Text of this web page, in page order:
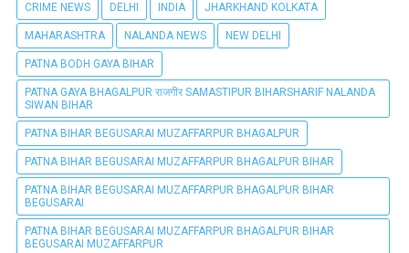
CRIME NEWS DELHI INDIA JHARKHAND KOLKATA
MAHARASHTRA NALANDA NEWS NEW DELHI
PATNA BODH GAYA BIHAR
PATNA GAYA BHAGALPUR राजगीर SAMASTIPUR BIHARSHARIF NALANDA
SIWAN BIHAR
PATNA BIHAR BEGUSARAI MUZAFFARPUR BHAGALPUR
PATNA BIHAR BEGUSARAI MUZAFFARPUR BHAGALPUR BIHAR
PATNA BIHAR BEGUSARAI MUZAFFARPUR BHAGALPUR BIHAR
BEGUSARAI
PATNA BIHAR BEGUSARAI MUZAFFARPUR BHAGALPUR BIHAR
BEGUSARAI MUZAFFARPUR